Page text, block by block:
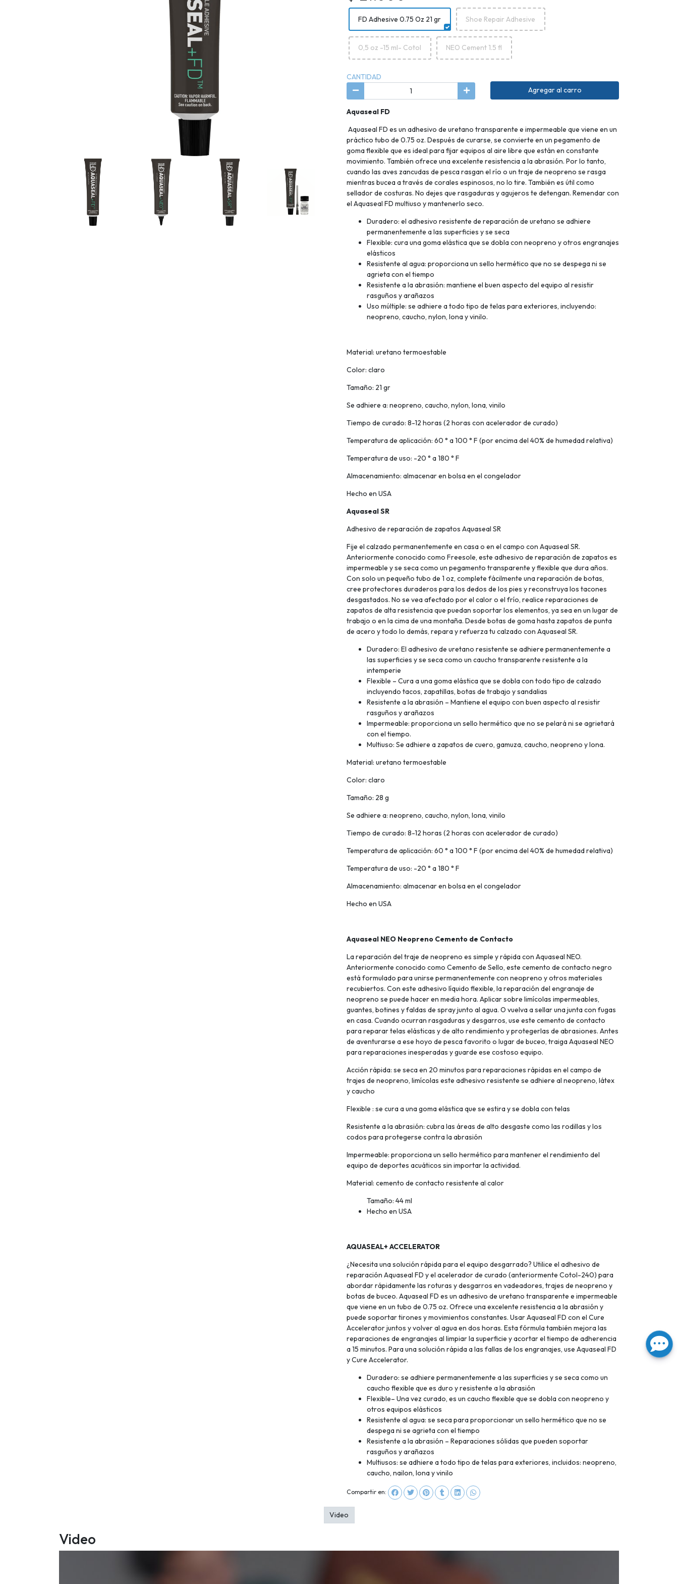
FD Adhesive 0.75 Oz 21 gr Shoe Repair Adhesive
0,5 oz -15 ml- Cotol NEO Cement 1.5 fl
CANTIDAD
Agregar al carro
Aquaseal FD
Aquaseal FD es un adhesivo de uretano transparente e impermeable que viene en un
práctico tubo de 0.75 oz. Después de curarse, se convierte en un pegamento de
goma flexible que es ideal para fijar equipos al aire libre que están en constante
movimiento. También ofrece una excelente resistencia a la abrasión. Por lo tanto,
cuando las aves zancudas de pesca rasgan el río o un traje de neopreno se rasga
mientras bucea a través de corales espinosos, no lo tire. También es útil como
sellador de costuras. No dejes que rasgaduras y agujeros te detengan. Remendar con
el Aquaseal FD multiuso y mantenerlo seco.
Duradero: el adhesivo resistente de reparación de uretano se adhiere
permanentemente a las superficies y se seca
Flexible: cura una goma elástica que se dobla con neopreno y otros engranajes
elásticos
Resistente al agua: proporciona un sello hermético que no se despega ni se
agrieta con el tiempo
Resistente a la abrasión: mantiene el buen aspecto del equipo al resistir
rasguños y arañazos
Uso múltiple: se adhiere a todo tipo de telas para exteriores, incluyendo:
neopreno, caucho, nylon, lona y vinilo.
Material: uretano termoestable
Color: claro
Tamaño: 21 gr
Se adhiere a: neopreno, caucho, nylon, lona, vinilo
Tiempo de curado: 8-12 horas (2 horas con acelerador de curado)
Temperatura de aplicación: 60 ° a 100 ° F (por encima del 40% de humedad relativa)
Temperatura de uso: -20 ° a 180 ° F
Almacenamiento: almacenar en bolsa en el congelador
Hecho en USA
Aquaseal SR
Adhesivo de reparación de zapatos Aquaseal SR
Fije el calzado permanentemente en casa o en el campo con Aquaseal SR.
Anteriormente conocido como Freesole, este adhesivo de reparación de zapatos es
impermeable y se seca como un pegamento transparente y flexible que dura años.
Con solo un pequeño tubo de 1 oz, complete fácilmente una reparación de botas,
cree protectores duraderos para los dedos de los pies y reconstruya los tacones
desgastados. No se vea afectado por el calor o el frío, realice reparaciones de
zapatos de alta resistencia que puedan soportar los elementos, ya sea en un lugar de
trabajo o en la cima de una montaña. Desde botas de goma hasta zapatos de punta
de acero y todo lo demás, repara y refuerza tu calzado con Aquaseal SR.
Duradero: El adhesivo de uretano resistente se adhiere permanentemente a
las superficies y se seca como un caucho transparente resistente a la
intemperie
Flexible – Cura a una goma elástica que se dobla con todo tipo de calzado
incluyendo tacos, zapatillas, botas de trabajo y sandalias
Resistente a la abrasión – Mantiene el equipo con buen aspecto al resistir
rasguños y arañazos
Impermeable: proporciona un sello hermético que no se pelará ni se agrietará
con el tiempo.
Multiuso: Se adhiere a zapatos de cuero, gamuza, caucho, neopreno y lona.
Material: uretano termoestable
Color: claro
Tamaño: 28 g
Se adhiere a: neopreno, caucho, nylon, lona, vinilo
Tiempo de curado: 8-12 horas (2 horas con acelerador de curado)
Temperatura de aplicación: 60 ° a 100 ° F (por encima del 40% de humedad relativa)
Temperatura de uso: -20 ° a 180 ° F
Almacenamiento: almacenar en bolsa en el congelador
Hecho en USA
Aquaseal NEO Neopreno Cemento de Contacto
La reparación del traje de neopreno es simple y rápida con Aquaseal NEO.
Anteriormente conocido como Cemento de Sello, este cemento de contacto negro
está formulado para unirse permanentemente con neopreno y otros materiales
recubiertos. Con este adhesivo líquido flexible, la reparación del engranaje de
neopreno se puede hacer en media hora. Aplicar sobre limícolas impermeables,
guantes, botines y faldas de spray junto al agua. O vuelva a sellar una junta con fugas
en casa. Cuando ocurran rasgaduras y desgarros, use este cemento de contacto
para reparar telas elásticas y de alto rendimiento y protegerlas de abrasiones. Antes
de aventurarse a ese hoyo de pesca favorito o lugar de buceo, traiga Aquaseal NEO
para reparaciones inesperadas y guarde ese costoso equipo.
Acción rápida: se seca en 20 minutos para reparaciones rápidas en el campo de
trajes de neopreno, limícolas este adhesivo resistente se adhiere al neopreno, látex
y caucho
Flexible : se cura a una goma elástica que se estira y se dobla con telas
Resistente a la abrasión: cubra las áreas de alto desgaste como las rodillas y los
codos para protegerse contra la abrasión
Impermeable: proporciona un sello hermético para mantener el rendimiento del
equipo de deportes acuáticos sin importar la actividad.
Material: cemento de contacto resistente al calor
Tamaño: 44 ml
Hecho en USA
AQUASEAL+ ACCELERATOR
¿Necesita una solución rápida para el equipo desgarrado? Utilice el adhesivo de
reparación Aquaseal FD y el acelerador de curado (anteriormente Cotol-240) para
abordar rápidamente las roturas y desgarros en vadeadores, trajes de neopreno y
botas de buceo. Aquaseal FD es un adhesivo de uretano transparente e impermeable
que viene en un tubo de 0.75 oz. Ofrece una excelente resistencia a la abrasión y
puede soportar tirones y movimientos constantes. Usar Aquaseal FD con el Cure
Accelerator juntos y volver al agua en dos horas. Esta fórmula también mejora las
reparaciones de engranajes al limpiar la superficie y acortar el tiempo de adherencia
a 15 minutos. Para una solución rápida a las fallas de los engranajes, use Aquaseal FD
y Cure Accelerator.
Duradero: se adhiere permanentemente a las superficies y se seca como un
caucho flexible que es duro y resistente a la abrasión
Flexible– Una vez curado, es un caucho flexible que se dobla con neopreno y
otros equipos elásticos
Resistente al agua: se seca para proporcionar un sello hermético que no se
despega ni se agrieta con el tiempo
Resistente a la abrasión – Reparaciones sólidas que pueden soportar
rasguños y arañazos
Multiusos: se adhiere a todo tipo de telas para exteriores, incluidos: neopreno,
caucho, nailon, lona y vinilo
Compartir en:
Video
Video